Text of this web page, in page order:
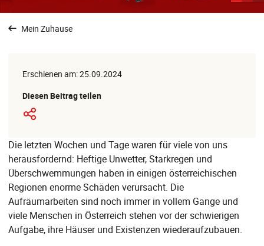
Mein Zuhause
Erschienen am: 25.09.2024
Diesen Beitrag teilen
Die letzten Wochen und Tage waren für viele von uns
herausfordernd: Heftige Unwetter, Starkregen und
Überschwemmungen haben in einigen österreichischen
Regionen enorme Schäden verursacht. Die
Aufräumarbeiten sind noch immer in vollem Gange und
viele Menschen in Österreich stehen vor der schwierigen
Aufgabe, ihre Häuser und Existenzen wiederaufzubauen.